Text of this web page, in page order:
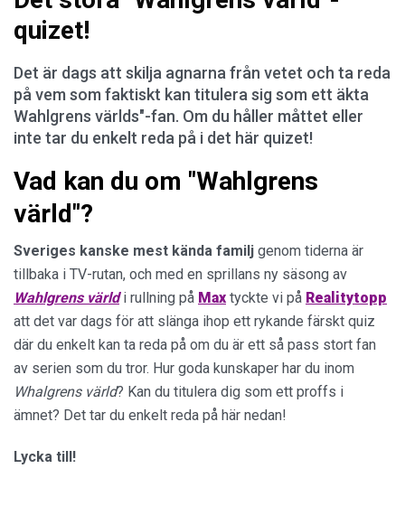
quizet!
Det är dags att skilja agnarna från vetet och ta reda
på vem som faktiskt kan titulera sig som ett äkta
Wahlgrens världs"-fan. Om du håller måttet eller
inte tar du enkelt reda på i det här quizet!
Vad kan du om "Wahlgrens
värld"?
Sveriges kanske mest kända familj genom tiderna är
tillbaka i TV-rutan, och med en sprillans ny säsong av
Wahlgrens världi rullning på Max tyckte vi på Realitytopp
att det var dags för att slänga ihop ett rykande färskt quiz
där du enkelt kan ta reda på om du är ett så pass stort fan
av serien som du tror. Hur goda kunskaper har du inom
Whalgrens värld? Kan du titulera dig som ett proffs i
ämnet? Det tar du enkelt reda på här nedan!
Lycka till!